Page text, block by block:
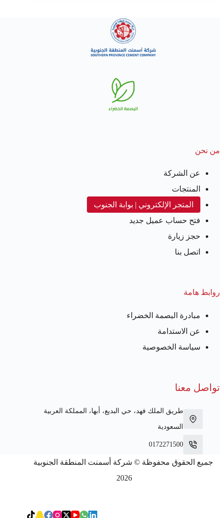
من نحن
عن الشركة
المنتجات
المتجر الإلكتروني | بوابة الجنوب
فتح حساب عميل جديد
حجز زيارة
اتصل بنا
روابط هامة
مبادرة البصمة الخضراء
عن الاستدامة
سياسة الخصوصية
تواصل معنا
طريق الملك فهد، حي البديع، أبها، المملكة العربية
السعودية
0172271500
جميع الحقوق محفوظة © شركة أسمنت المنطقة الجنوبية
2026